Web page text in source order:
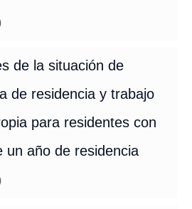
de la situación de
de residencia y trabajo
para residentes con
un año de residencia